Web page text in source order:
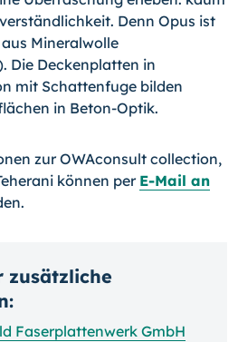
Denn Opus ist
Mineralwolle
Die Deckenplatten in
mit Schattenfu­ge bilden
in Beton-Optik.
zur OWAconsult collection,
können per E-Mail an
zusätzliche
Faserplattenwerk GmbH